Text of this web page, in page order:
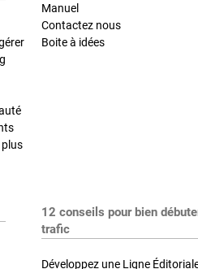
Manuel
Contactez nous
Boite à idées
12 conseils pour bien
trafic
Développez une Ligne